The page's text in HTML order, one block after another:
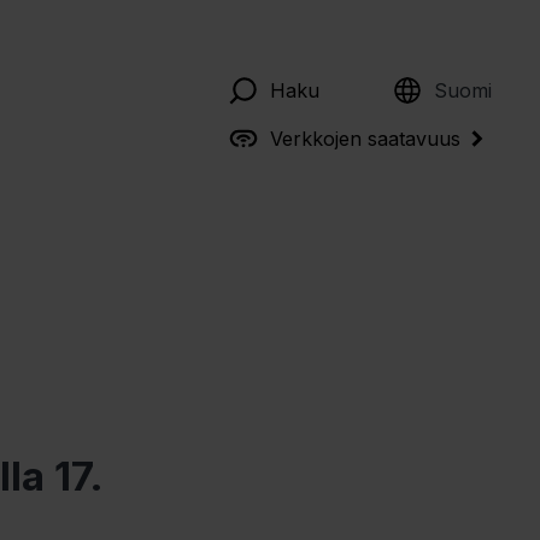
Haku Suomi
English
Verkkojen saatavuus
17.